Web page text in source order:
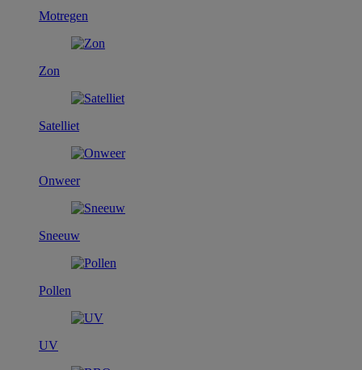
Motregen
Zon
Satelliet
Onweer
Sneeuw
Pollen
UV